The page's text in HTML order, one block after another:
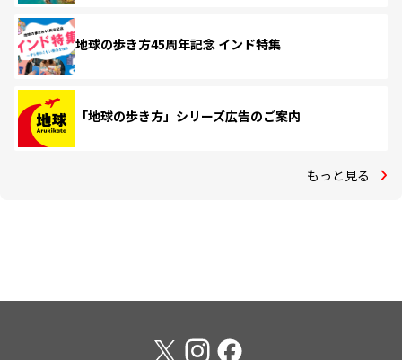
地球の歩き方45周年記念 インド特集
「地球の歩き方」シリーズ広告のご案内
もっと見る